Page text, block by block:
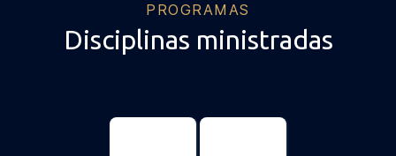
PROGRAMAS
Disciplinas ministradas